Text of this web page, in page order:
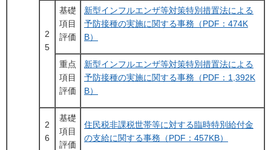
2
5
基礎
項目
評価
新型インフルエンザ等対策特別措置法による
予防接種の実施に関する事務（PDF：474K
B）
重点
項目
評価
新型インフルエンザ等対策特別措置法による
予防接種の実施に関する事務（PDF：1,392K
B）
2
6
基礎
項目
評価
住民税非課税世帯等に対する臨時特別給付金
の支給に関する事務（PDF：457KB）